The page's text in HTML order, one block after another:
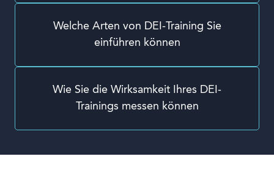
Welche Arten von DEI-Training Sie
einführen können
Wie Sie die Wirksamkeit Ihres DEI-
Trainings messen können